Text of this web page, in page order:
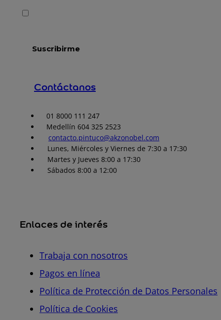
Contáctanos
01 8000 111 247
Medellín 604 325 2523
contacto.pintuco@akzonobel.com
Lunes, Miércoles y Viernes de 7:30 a 17:30
Martes y Jueves 8:00 a 17:30
Sábados 8:00 a 12:00
Enlaces de interés
Trabaja con nosotros
Pagos en línea
Política de Protección de Datos Personales
Política de Cookies